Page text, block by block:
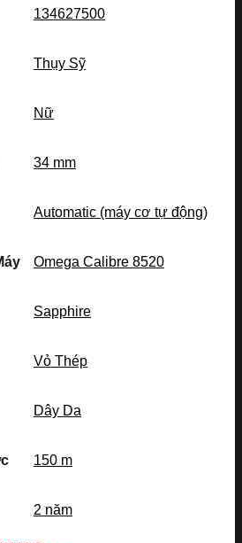
134627500
Thụy Sỹ
Nữ
34 mm
Automatic (máy cơ tự động)
Omega Calibre 8520
Sapphire
Vỏ Thép
Dây Da
150 m
2 năm